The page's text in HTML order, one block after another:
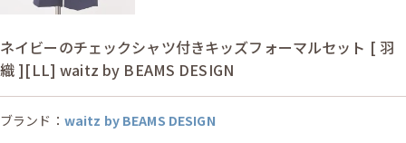
ネイビーのチェックシャツ付きキッズフォーマルセット [ 羽
織 ][LL] waitz by BEAMS DESIGN
ブランド： waitz by BEAMS DESIGN